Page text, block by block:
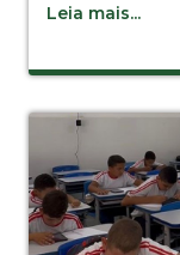
Leia mais...